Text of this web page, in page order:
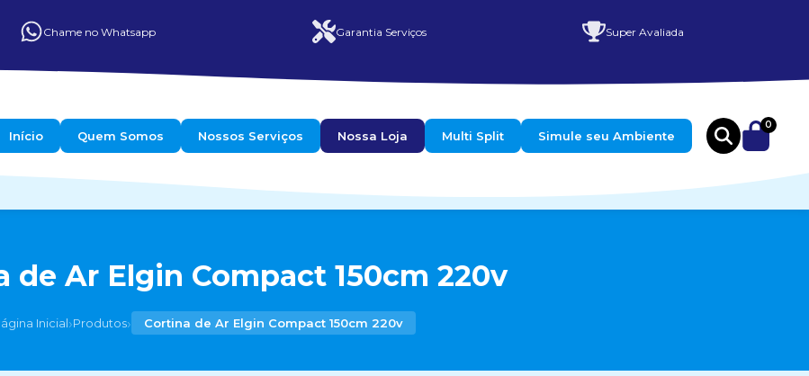
Chame no Whatsapp Garantia Serviços Super Avaliada
Início Quem Somos Nossos Serviços Nossa Loja Multi Split Simule seu Ambiente
0
de Ar Elgin Compact 150cm 220v
Inicial›Produtos› Cortina de Ar Elgin Compact 150cm 220v